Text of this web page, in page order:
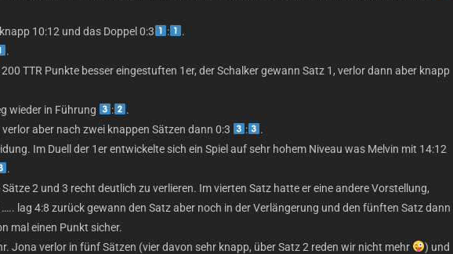
10:12 und das Doppel 0:3
:
.
.
TTR Punkte besser eingestuften 1er, der Schalker gewann Satz 1, verlor dann aber knapp
wieder in Führung
:
.
aber nach zwei knappen Sätzen dann 0:3
:
.
Im Duell der 1er entwickelte sich ein Spiel auf sehr hohem Niveau was Melvin mit 14:12
.
2 und 3 recht deutlich zu verlieren. Im vierten Satz hatte er eine andere Vorstellung,
lag 4:8 zurück gewann den Satz aber noch in der Verlängerung und den fünften Satz dann
mal einen Punkt sicher.
Jona verlor in fünf Sätzen (vier davon sehr knapp, über Satz 2 reden wir nicht mehr
) und